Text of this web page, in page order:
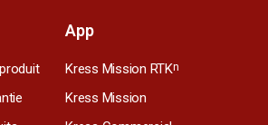
App
Kress Mission RTKn
Kress Mission